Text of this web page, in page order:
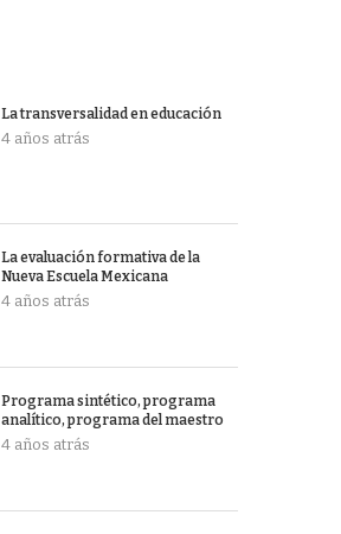
La transversalidad en educación
4 años atrás
La evaluación formativa de la
Nueva Escuela Mexicana
4 años atrás
Programa sintético, programa
analítico, programa del maestro
4 años atrás